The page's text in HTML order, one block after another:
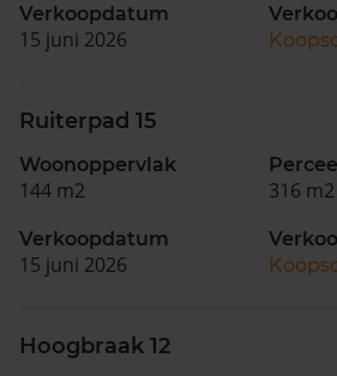
Verkoopdatum
15 juni 2026
Ruiterpad 15
Woonoppervlak
144 m2 316 m2
Verkoopdatum
15 juni 2026
Hoogbraak 12